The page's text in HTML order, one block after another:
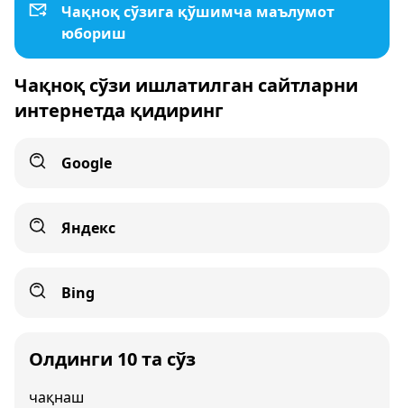
Чақноқ сўзига қўшимча маълумот
юбориш
Чақноқ сўзи ишлатилган сайтларни
интернетда қидиринг
Google
Яндекс
Bing
Олдинги 10 та сўз
чақнаш